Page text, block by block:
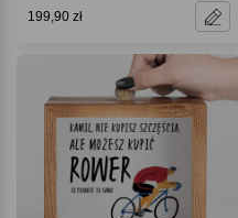
199,90 zł